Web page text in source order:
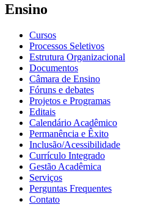
Ensino
Cursos
Processos Seletivos
Estrutura Organizacional
Documentos
Câmara de Ensino
Fóruns e debates
Projetos e Programas
Editais
Calendário Acadêmico
Permanência e Êxito
Inclusão/Acessibilidade
Currículo Integrado
Gestão Acadêmica
Serviços
Perguntas Frequentes
Contato